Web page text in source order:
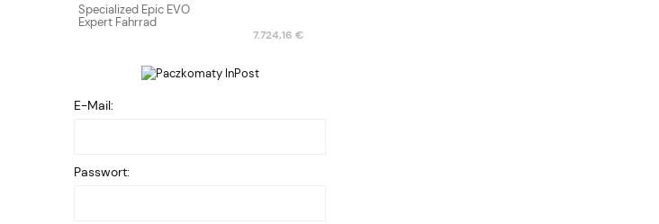
Specialized Epic EVO
Expert Fahrrad
7.724,16 €
E-Mail:
Passwort: